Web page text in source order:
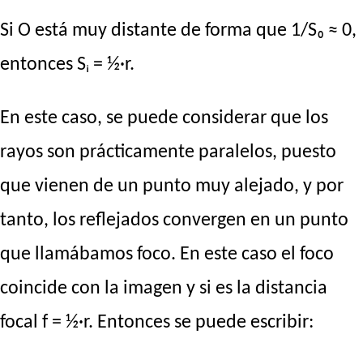
Si O está muy distante de forma que 1/S₀ ≈ 0,
entonces Sᵢ = ½·r.
En este caso, se puede considerar que los
rayos son prácticamente paralelos, puesto
que vienen de un punto muy alejado, y por
tanto, los reflejados convergen en un punto
que llamábamos foco. En este caso el foco
coincide con la imagen y si es la distancia
focal f = ½·r. Entonces se puede escribir: